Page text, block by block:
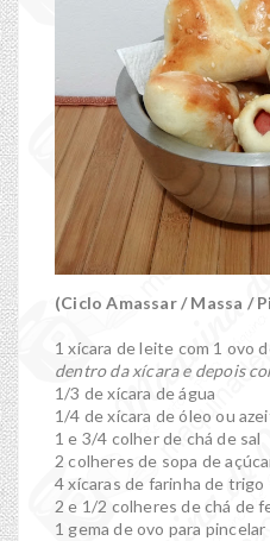
(Ciclo Amassar / Massa /
1 xícara de leite com 1 ovo
dentro da xícara e depois
1/3 de xícara de água
1/4 de xícara de óleo ou
1 e 3/4 colher de chá de sal
2 colheres de sopa de
4 xícaras de farinha de trigo
2 e 1/2 colheres de chá de
1 gema de ovo para pincelar